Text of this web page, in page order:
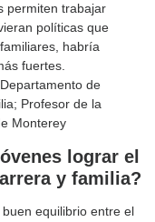
permiten trabajar
políticas que
habría
fuertes.
de
Profesor de la
Monterey
lograr el
y familia?
equilibrio entre el